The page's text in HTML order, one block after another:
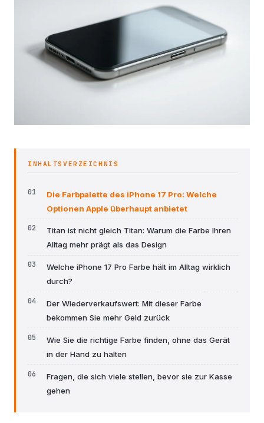
INHALTSVERZEICHNIS
Die Farbpalette des iPhone 17 Pro: Welche
Optionen Apple überhaupt anbietet
Titan ist nicht gleich Titan: Warum die Farbe Ihren
Alltag mehr prägt als das Design
Welche iPhone 17 Pro Farbe hält im Alltag wirklich
durch?
Der Wiederverkaufswert: Mit dieser Farbe
bekommen Sie mehr Geld zurück
Wie Sie die richtige Farbe finden, ohne das Gerät
in der Hand zu halten
Fragen, die sich viele stellen, bevor sie zur Kasse
gehen